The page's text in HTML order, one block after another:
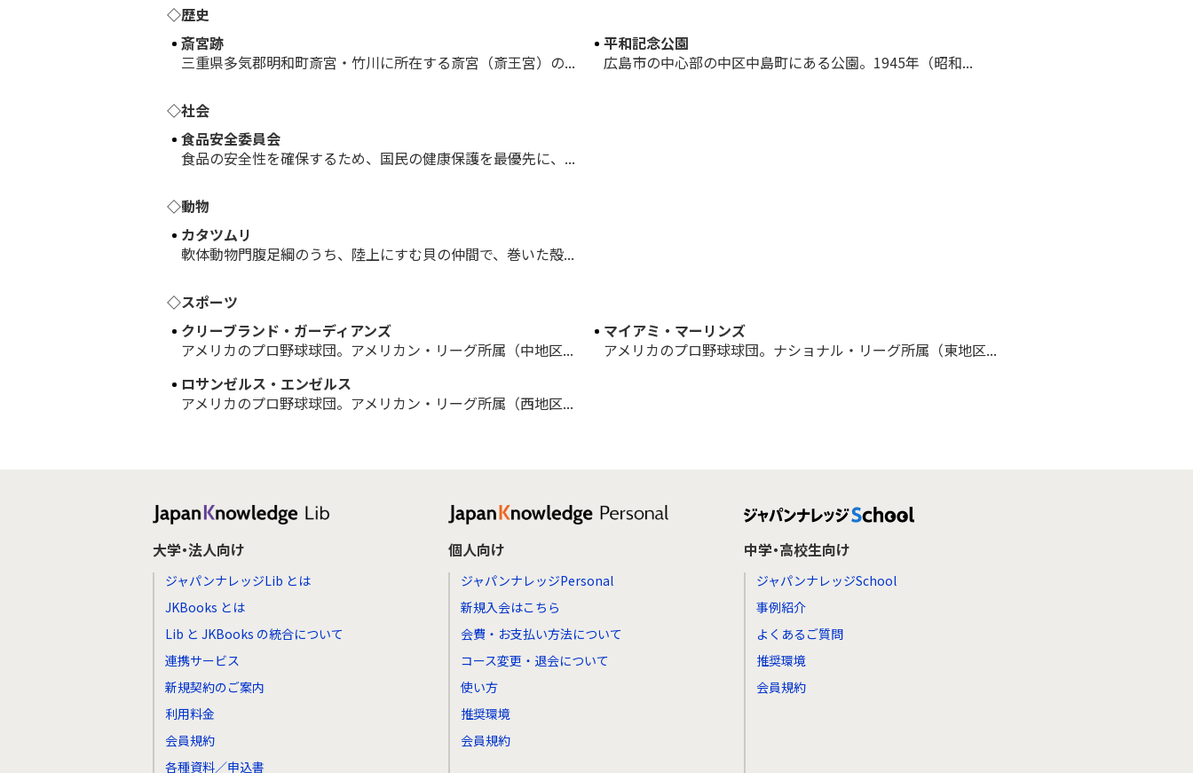
◇歴史
斎宮跡
三重県多気郡明和町斎宮・竹川に所在する斎宮（斎王宮）の...
平和記念公園
広島市の中心部の中区中島町にある公園。1945年（昭和...
◇社会
食品安全委員会
食品の安全性を確保するため、国民の健康保護を最優先に、...
◇動物
カタツムリ
軟体動物門腹足綱のうち、陸上にすむ貝の仲間で、巻いた殻...
◇スポーツ
クリーブランド・ガーディアンズ
アメリカのプロ野球球団。アメリカン・リーグ所属（中地区...
マイアミ・マーリンズ
アメリカのプロ野球球団。ナショナル・リーグ所属（東地区...
ロサンゼルス・エンゼルス
アメリカのプロ野球球団。アメリカン・リーグ所属（西地区...
大学・法人向け
ジャパンナレッジLib とは
JKBooks とは
Lib と JKBooks の統合について
連携サービス
新規契約のご案内
利用料金
会員規約
各種資料／申込書
個人向け
ジャパンナレッジPersonal
新規入会はこちら
会費・お支払い方法について
コース変更・退会について
使い方
推奨環境
会員規約
中学・高校生向け
ジャパンナレッジSchool
事例紹介
よくあるご質問
推奨環境
会員規約